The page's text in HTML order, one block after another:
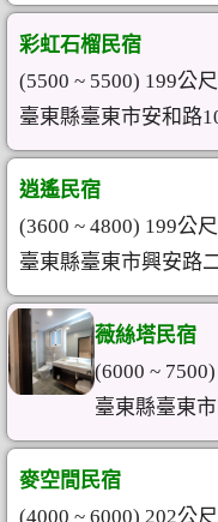
彩虹石榴民宿
(5500 ~ 5500) 199公尺
臺東縣臺東市安和路
逍遙民宿
(3600 ~ 4800) 199公尺
臺東縣臺東市興安路
薇絲塔民宿
(6000 ~
臺東縣臺東
麥空間民宿
(4000 ~ 6000) 202公尺